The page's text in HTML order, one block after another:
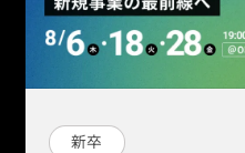
新卒